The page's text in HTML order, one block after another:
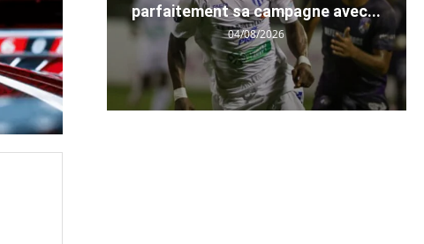
parfaitement sa campagne avec...
04/08/2026